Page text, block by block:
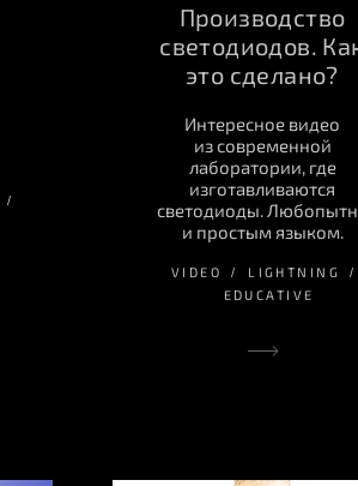
Производство
светодиодов.
это сделано?
Интересное видео
из современной
лаборатории, где
изготавливаются
светодиоды.
и простым языком.
VIDEO
LIGHTNING
EDUCATIVE